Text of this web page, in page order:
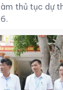
thủ tục dự